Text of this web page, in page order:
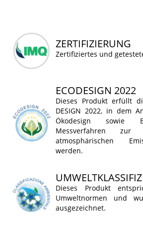
ZERTIFIZIERUNG
Zertifiziertes und
ECODESIGN 2022
Dieses Produkt erfüllt
DESIGN 2022, in dem
Ökodesign sowie
Messverfahren zur
atmosphärischen
werden.
Dieses Produkt
Umweltnormen und
ausgezeichnet.